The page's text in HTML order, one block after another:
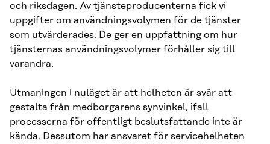
och riksdagen. Av tjänsteproducenterna fick vi
uppgifter om användningsvolymen för de tjänster
som utvärderades. De ger en uppfattning om hur
tjänsternas användningsvolymer förhåller sig till
varandra.
Utmaningen i nuläget är att helheten är svår att
gestalta från medborgarens synvinkel, ifall
processerna för offentligt beslutsfattande inte är
kända. Dessutom har ansvaret för servicehelheten